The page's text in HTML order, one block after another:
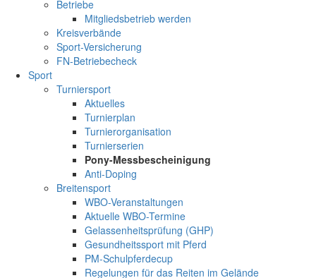
Betriebe
Mitgliedsbetrieb werden
Kreisverbände
Sport-Versicherung
FN-Betriebecheck
Sport
Turniersport
Aktuelles
Turnierplan
Turnierorganisation
Turnierserien
Pony-Messbescheinigung
Anti-Doping
Breitensport
WBO-Veranstaltungen
Aktuelle WBO-Termine
Gelassenheitsprüfung (GHP)
Gesundheitssport mit Pferd
PM-Schulpferdecup
Regelungen für das Reiten im Gelände